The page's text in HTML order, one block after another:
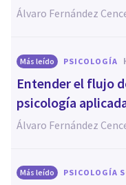
Álvaro Fernández
Más leído PSICOLOGÍA
Entender el flujo
psicología
Álvaro Fernández
Más leído PSICOLOGÍA